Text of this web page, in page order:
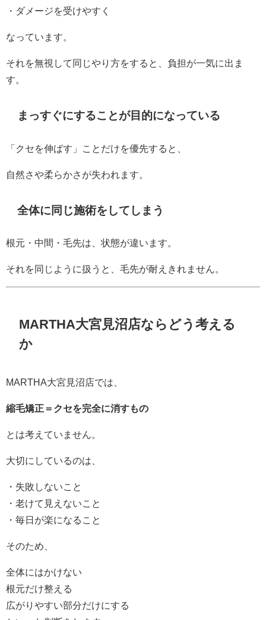
・ダメージを受けやすく
なっています。
それを無視して同じやり方をすると、負担が一気に出ま
す。
まっすぐにすることが目的になっている
「クセを伸ばす」ことだけを優先すると、
自然さや柔らかさが失われます。
全体に同じ施術をしてしまう
根元・中間・毛先は、状態が違います。
それを同じように扱うと、毛先が耐えきれません。
MARTHA大宮見沼店ならどう考える
か
MARTHA大宮見沼店では、
縮毛矯正＝クセを完全に消すもの
とは考えていません。
大切にしているのは、
・失敗しないこと
・老けて見えないこと
・毎日が楽になること
そのため、
全体にはかけない
根元だけ整える
広がりやすい部分だけにする